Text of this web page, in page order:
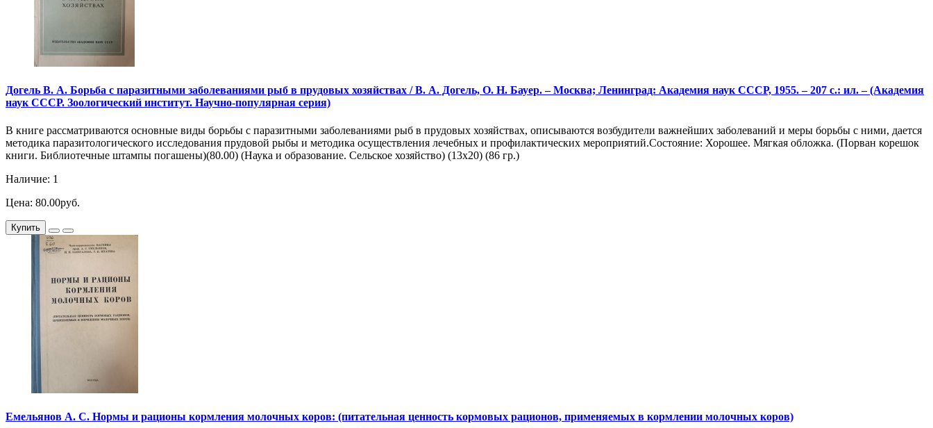
Догель В. А. Борьба с паразитными заболеваниями рыб в прудовых хозяйствах / В. А. Догель, О. Н. Бауер. – Москва; Ленинград: Академия наук СССР, 1955. – 207 с.: ил. – (Академия
наук СССР. Зоологический институт. Научно-популярная серия)
В книге рассматриваются основные виды борьбы с паразитными заболеваниями рыб в прудовых хозяйствах, описываются возбудители важнейших заболеваний и меры борьбы с ними, дается
методика паразитологического исследования прудовой рыбы и методика осуществления лечебных и профилактических мероприятий.Состояние: Хорошее. Мягкая обложка. (Порван корешок
книги. Библиотечные штампы погашены)(80.00) (Наука и образование. Сельское хозяйство) (13х20) (86 гр.)
Наличие: 1
Цена: 80.00руб.
Купить
Емельянов А. С. Нормы и рационы кормления молочных коров: (питательная ценность кормовых рационов, применяемых в кормлении молочных коров)